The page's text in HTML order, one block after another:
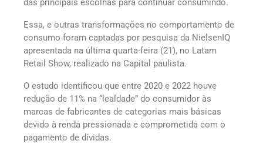
das principais escolhas para continuar consumindo.
Essa, e outras transformações no comportamento de
consumo foram captadas por pesquisa da NielsenIQ
apresentada na última quarta-feira (21), no Latam
Retail Show, realizado na Capital paulista.
O estudo identificou que entre 2020 e 2022 houve
redução de 11% na “lealdade” do consumidor às
marcas de fabricantes de categorias mais básicas
devido à renda pressionada e comprometida com o
pagamento de dívidas.